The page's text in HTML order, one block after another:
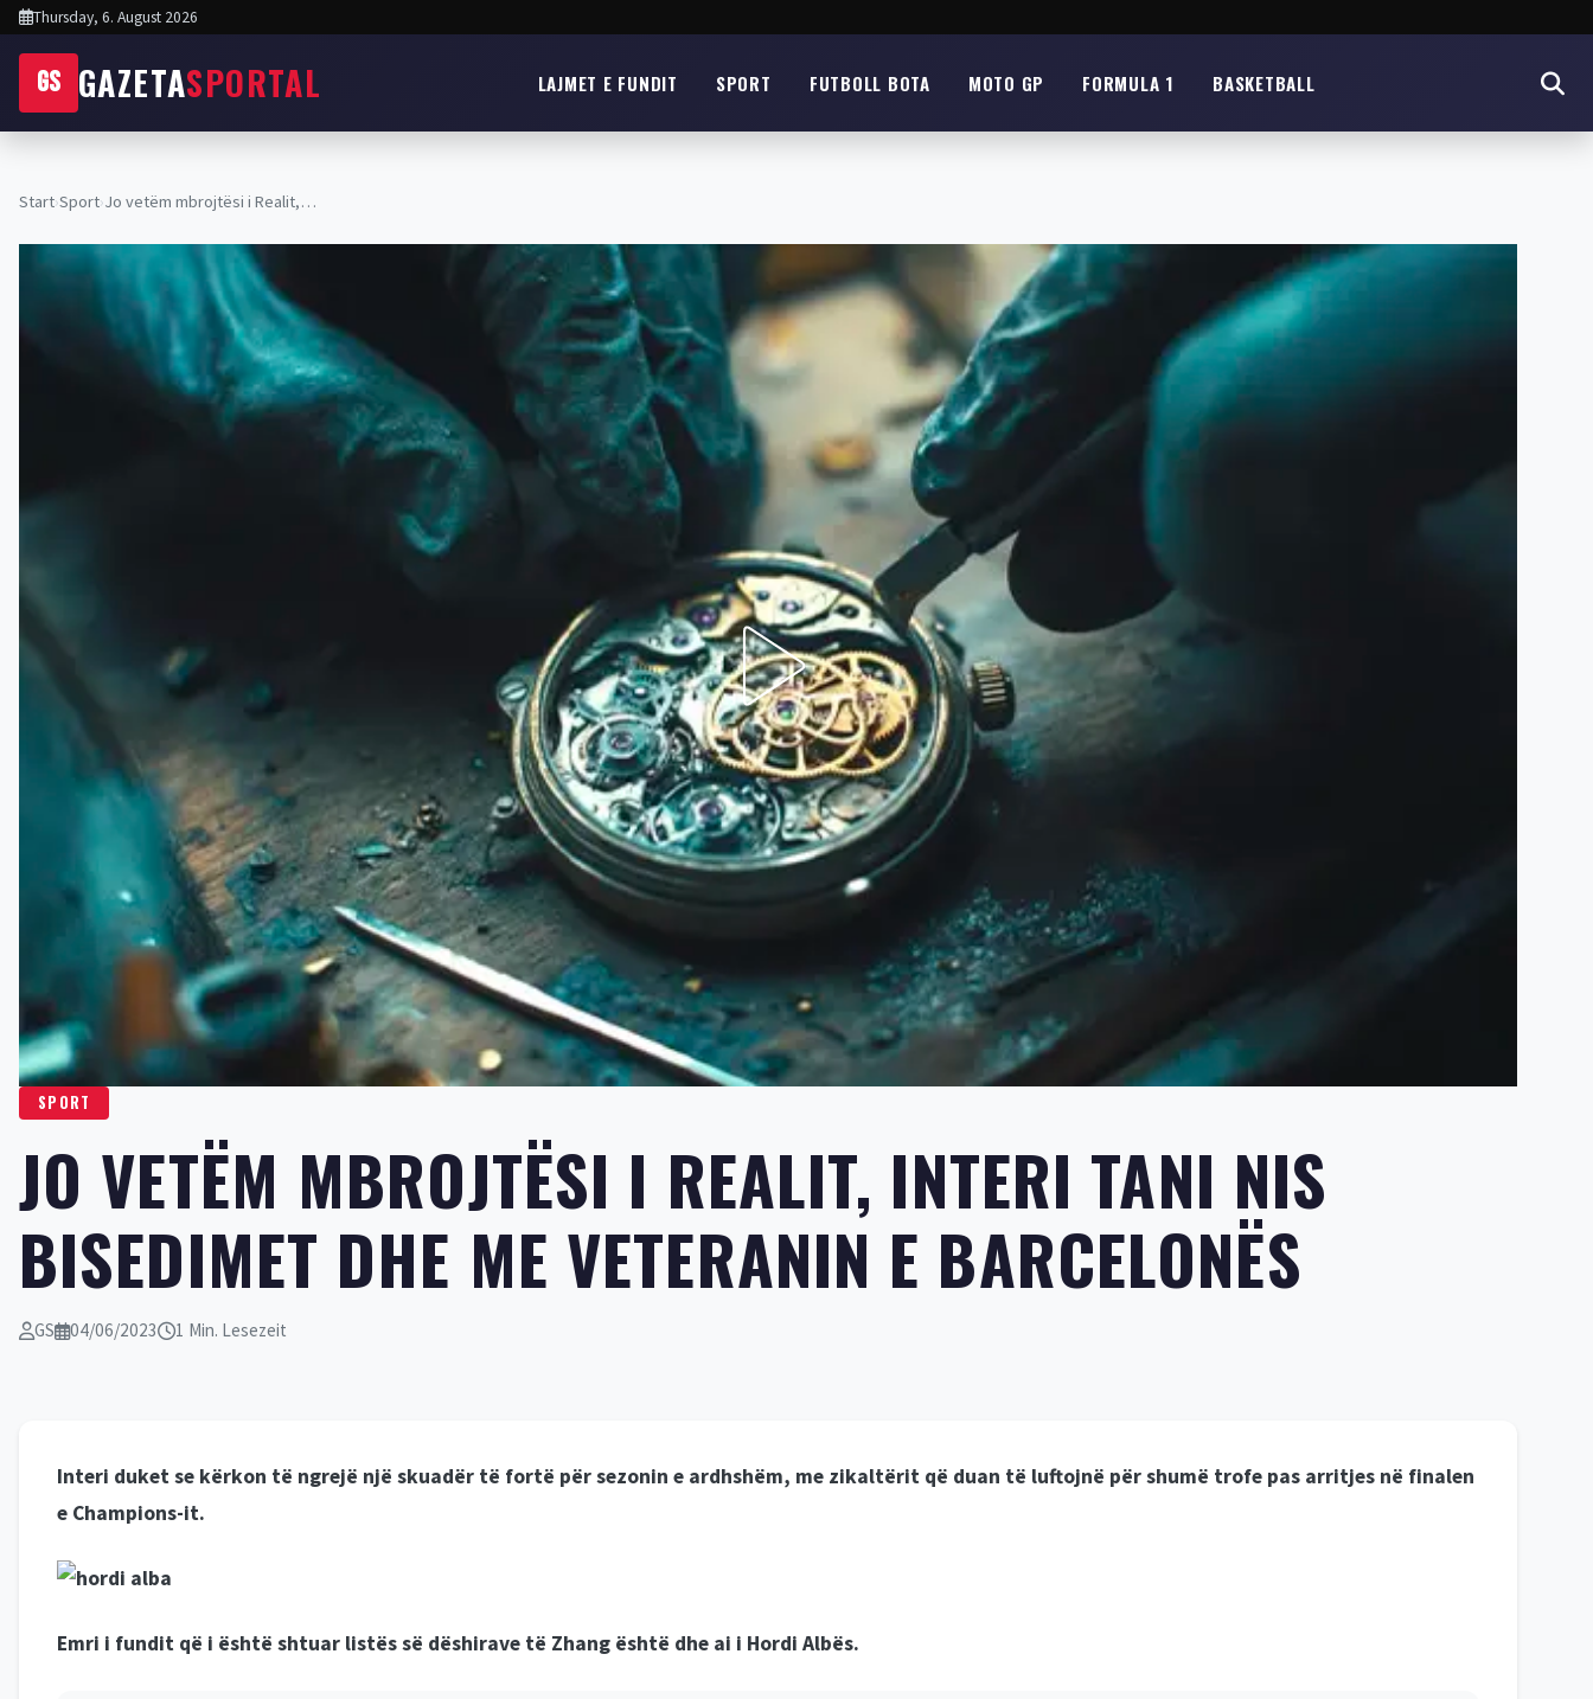
Thursday, 6. August 2026
GS GAZETASPORTAL LAJMET E FUNDIT SPORT FUTBOLL BOTA MOTO GP FORMULA 1 BASKETBALL
Start›Sport›Jo vetëm mbrojtësi i Realit,…
SPORT
JO VETËM MBROJTËSI I REALIT, INTERI TANI NIS
BISEDIMET DHE ME VETERANIN E BARCELONËS
GS 04/06/2023 1 Min. Lesezeit
Interi duket se kërkon të ngrejë një skuadër të fortë për sezonin e ardhshëm, me zikaltërit që duan të luftojnë për shumë trofe pas arritjes në finalen
e Champions-it.
Emri i fundit që i është shtuar listës së dëshirave të Zhang është dhe ai i Hordi Albës.